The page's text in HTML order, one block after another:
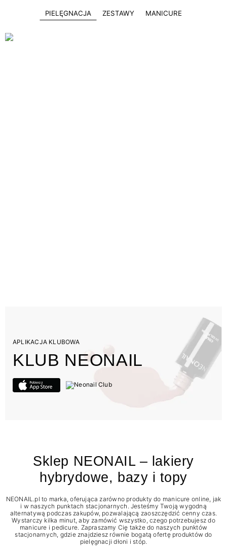
PIELĘGNACJA ZESTAWY MANICURE
APLIKACJA KLUBOWA
KLUB NEONAIL
Sklep NEONAIL – lakiery
hybrydowe, bazy i topy
NEONAIL.pl to marka, oferująca zarówno produkty do manicure online, jak
i w naszych punktach stacjonarnych. Jesteśmy Twoją wygodną
alternatywą podczas zakupów, pozwalającą zaoszczędzić cenny czas.
Wystarczy kilka minut, aby zamówić wszystko, czego potrzebujesz do
manicure i pedicure. Zapraszamy Cię także do naszych punktów
stacjonarnych, gdzie znajdziesz równie bogatą ofertę produktów do
pielęgnacji dłoni i stóp.